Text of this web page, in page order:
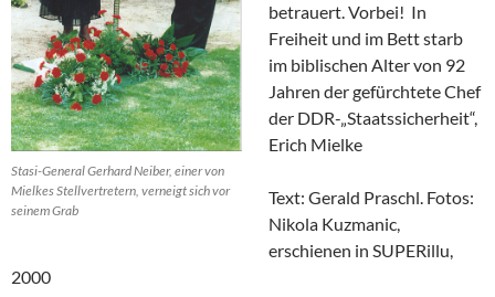
Stasi-General Gerhard Neiber, einer von
Mielkes Stellvertretern, verneigt sich vor
seinem Grab
betrauert. Vorbei! In
Freiheit und im Bett starb
im biblischen Alter von 92
Jahren der gefürchtete Chef
der DDR-„Staatssicherheit“,
Erich Mielke
Text: Gerald Praschl. Fotos:
Nikola Kuzmanic,
erschienen in SUPERillu,
2000